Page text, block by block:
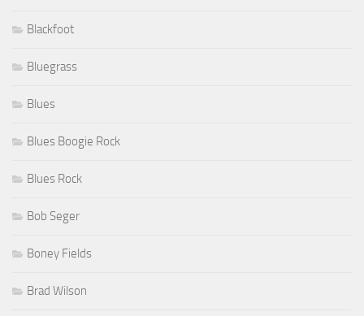
Blackfoot
Bluegrass
Blues
Blues Boogie Rock
Blues Rock
Bob Seger
Boney Fields
Brad Wilson